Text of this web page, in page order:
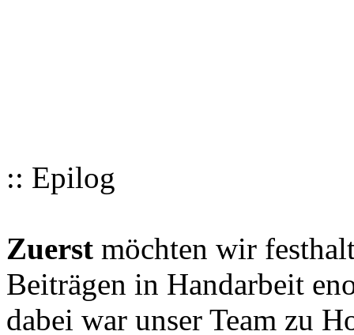
:: Epilog
Zuerst möchten wir
Beiträgen in Handarbeit
dabei war unser Team zu